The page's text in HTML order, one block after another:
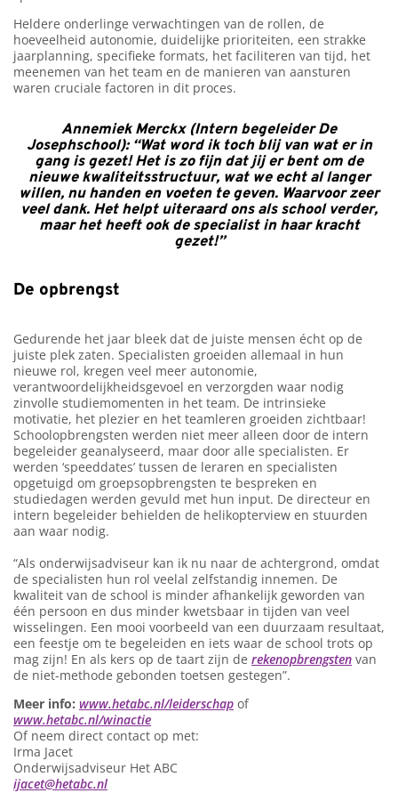
Heldere onderlinge verwachtingen van de rollen, de
hoeveelheid autonomie, duidelijke prioriteiten, een strakke
jaarplanning, specifieke formats, het faciliteren van tijd, het
meenemen van het team en de manieren van aansturen
waren cruciale factoren in dit proces.
Annemiek Merckx (Intern begeleider De
Josephschool): “Wat word ik toch blij van wat er in
gang is gezet! Het is zo fijn dat jij er bent om de
nieuwe kwaliteitsstructuur, wat we echt al langer
willen, nu handen en voeten te geven. Waarvoor zeer
veel dank. Het helpt uiteraard ons als school verder,
maar het heeft ook de specialist in haar kracht
gezet!”
De opbrengst
Gedurende het jaar bleek dat de juiste mensen écht op de
juiste plek zaten. Specialisten groeiden allemaal in hun
nieuwe rol, kregen veel meer autonomie,
verantwoordelijkheidsgevoel en verzorgden waar nodig
zinvolle studiemomenten in het team. De intrinsieke
motivatie, het plezier en het teamleren groeiden zichtbaar!
Schoolopbrengsten werden niet meer alleen door de intern
begeleider geanalyseerd, maar door alle specialisten. Er
werden ‘speeddates’ tussen de leraren en specialisten
opgetuigd om groepsopbrengsten te bespreken en
studiedagen werden gevuld met hun input. De directeur en
intern begeleider behielden de helikopterview en stuurden
aan waar nodig.
“Als onderwijsadviseur kan ik nu naar de achtergrond, omdat
de specialisten hun rol veelal zelfstandig innemen. De
kwaliteit van de school is minder afhankelijk geworden van
één persoon en dus minder kwetsbaar in tijden van veel
wisselingen. Een mooi voorbeeld van een duurzaam resultaat,
een feestje om te begeleiden en iets waar de school trots op
mag zijn! En als kers op de taart zijn de rekenopbrengsten van
de niet-methode gebonden toetsen gestegen”.
Meer info: www.hetabc.nl/leiderschap of
www.hetabc.nl/winactie
Of neem direct contact op met:
Irma Jacet
Onderwijsadviseur Het ABC
ijacet@hetabc.nl